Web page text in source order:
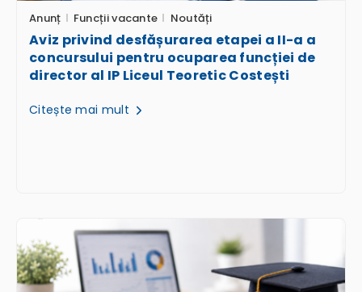
Anunț Funcții vacante Noutăți
Aviz privind desfășurarea etapei a II-a a
concursului pentru ocuparea funcției de
director al IP Liceul Teoretic Costești
Citește mai mult